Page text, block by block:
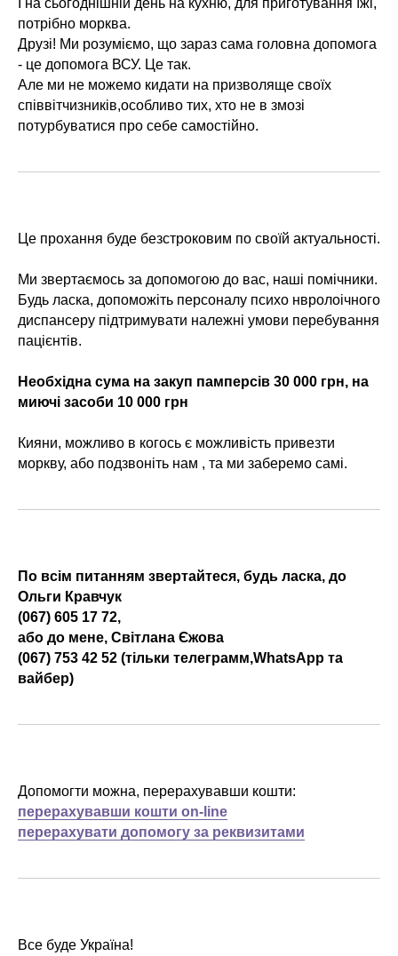
І на сьогоднішній день на кухню, для приготування їжі,
потрібно морква.
Друзі! Ми розуміємо, що зараз сама головна допомога
- це допомога ВСУ. Це так.
Але ми не можемо кидати на призволяще своїх
співвітчизників,особливо тих, хто не в змозі
потурбуватися про себе самостійно.
Це прохання буде безстроковим по своїй актуальності.
Ми звертаємось за допомогою до вас, наші помічники.
Будь ласка, допоможіть персоналу психо нвролоічного
диспансеру підтримувати належні умови перебування
пацієнтів.
Необхідна сума на закуп памперсів 30 000 грн, на
миючі засоби 10 000 грн
Кияни, можливо в когось є можливість привезти
моркву, або подзвоніть нам , та ми заберемо самі.
По всім питанням звертайтеся, будь ласка, до
Ольги Кравчук
(067) 605 17 72,
або до мене, Світлана Єжова
(067) 753 42 52 (тільки телеграмм,WhatsApp та
вайбер)
Допомогти можна, перерахувавши кошти:
перерахувавши кошти on-line
перерахувати допомогу за реквизитами
Все буде Україна!